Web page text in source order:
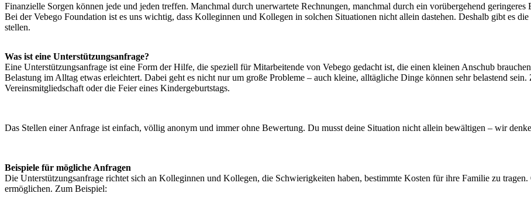
Finanzielle Sorgen können jede und jeden treffen. Manchmal durch unerwartete Rechnungen, manchmal durch ein vorübergehend
Bei der Vebego Foundation ist es uns wichtig, dass Kolleginnen und Kollegen in solchen Situationen nicht allein dastehen. Deshalb gibt es
stellen.
Was ist eine Unterstützungsanfrage?
Eine Unterstützungsanfrage ist eine Form der Hilfe, die speziell für Mitarbeitende von Vebego gedacht ist, die einen kleinen Anschub
Belastung im Alltag etwas erleichtert. Dabei geht es nicht nur um große Probleme – auch kleine, alltägliche Dinge können sehr belastend
Vereinsmitgliedschaft oder die Feier eines Kindergeburtstags.
Das Stellen einer Anfrage ist einfach, völlig anonym und immer ohne Bewertung. Du musst deine Situation nicht allein bewältigen – wir
Beispiele für mögliche Anfragen
Die Unterstützungsanfrage richtet sich an Kolleginnen und Kollegen, die Schwierigkeiten haben, bestimmte Kosten für ihre Familie zu
ermöglichen. Zum Beispiel: